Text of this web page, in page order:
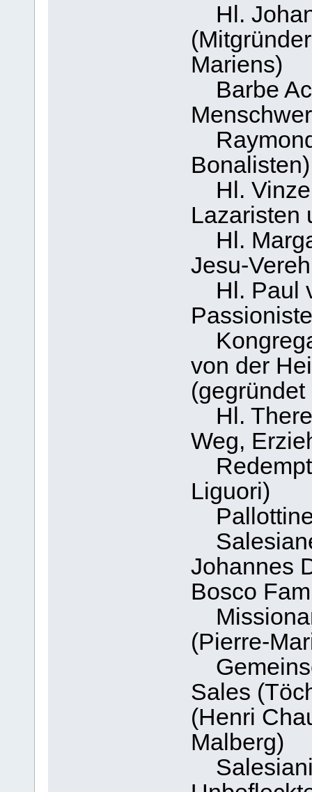
Hl.
Mariens)
Barbe
Bonalisten)
Hl.
Lazaristen
Hl.
Jesu-
Hl. Paul
von der
(gegründet
Hl.
Weg,
Liguori)
Johannes
Bosco
(Pierre-
Sales
(Henri
Malberg)